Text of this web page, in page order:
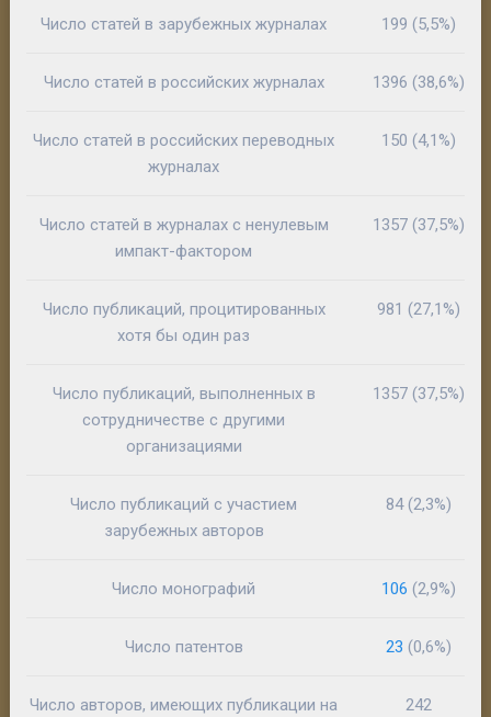
Число статей в зарубежных журналах 199 (5,5%)
Число статей в российских журналах 1396 (38,6%)
Число статей в российских переводных
журналах
150 (4,1%)
Число статей в журналах с ненулевым
импакт-фактором
1357 (37,5%)
Число публикаций, процитированных
хотя бы один раз
981 (27,1%)
Число публикаций, выполненных в
сотрудничестве с другими
организациями
1357 (37,5%)
Число публикаций с участием
зарубежных авторов
84 (2,3%)
Число монографий 106 (2,9%)
Число патентов 23 (0,6%)
Число авторов, имеющих публикации на
242